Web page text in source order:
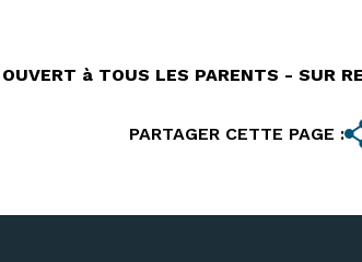
à TOUS LES PARENTS - SUR
PARTAGER CETTE PAGE :